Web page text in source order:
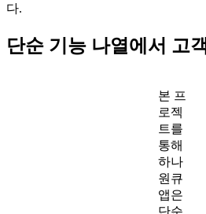
다.
단순 기능 나열에서 고
본 프
로젝
트를
통해
하나
원큐
앱은
단순